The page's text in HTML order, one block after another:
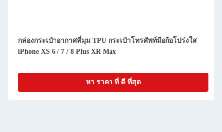
โปร่งใส
1 มม TPU หลังเคสโปร่งใสใส โทรศัพท์ Case สําหรับ
XR Max
หา ราคา ที่ ดี ที่สุด